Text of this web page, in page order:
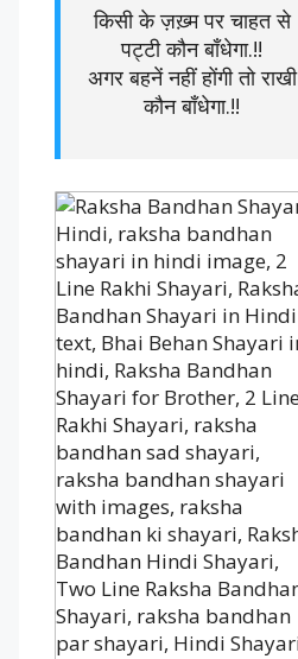
किसी के ज़ख़्म पर चाहत से
पट्टी कौन बाँधेगा.!!
अगर बहनें नहीं होंगी तो राखी
कौन बाँधेगा.!!